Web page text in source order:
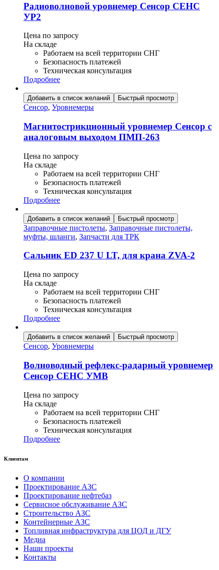
Радиоволновой уровнемер Сенсор СЕНС
УР2
Цена по запросу
На складе
Работаем на всей территории СНГ
Безопасность платежей
Техническая консультация
Подробнее
Добавить в список желаний Быстрый просмотр
Сенсор, Уровнемеры
Магнитострикционный уровнемер Сенсор с
аналоговым выходом ПМП-263
Цена по запросу
На складе
Работаем на всей территории СНГ
Безопасность платежей
Техническая консультация
Подробнее
Добавить в список желаний Быстрый просмотр
Заправочные пистолеты, Заправочные пистолеты,
муфты, шланги, Запчасти для ТРК
Сальник ED 237 U LT, для крана ZVA-2
Цена по запросу
На складе
Работаем на всей территории СНГ
Безопасность платежей
Техническая консультация
Подробнее
Добавить в список желаний Быстрый просмотр
Сенсор, Уровнемеры
Волноводный рефлекс-радарный уровнемер
Сенсор СЕНС УМВ
Цена по запросу
На складе
Работаем на всей территории СНГ
Безопасность платежей
Техническая консультация
Подробнее
Клиентам
О компании
Проектирование АЗС
Проектирование нефтебаз
Сервисное обслуживание АЗС
Строительство АЗС
Контейнерные АЗС
Топливная инфраструктура для ЦОД и ДГУ
Медиа
Наши проекты
Контакты